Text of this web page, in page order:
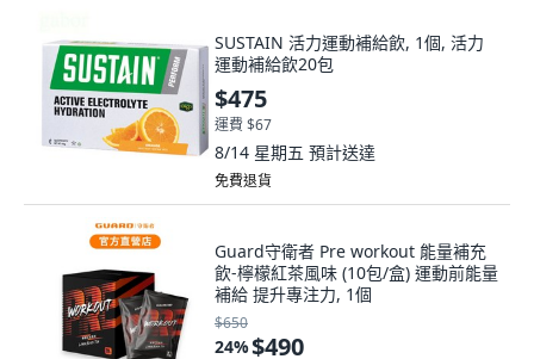
SUSTAIN 活力運動補給飲, 1個, 活力
運動補給飲20包
$475
運費 $67
8/14 星期五 預計送達
免費退貨
Guard守衛者 Pre workout 能量補充
飲-檸檬紅茶風味 (10包/盒) 運動前能量
補給 提升專注力, 1個
$650
24%$490